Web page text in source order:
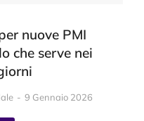
nuove PMI
che serve nei
9 Gennaio 2026